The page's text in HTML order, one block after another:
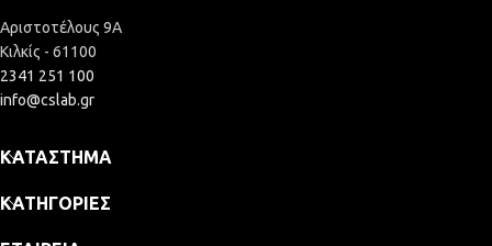
Αριστοτέλους 9Α
Κιλκίς - 61100
2341 251 100
info@cslab.gr
ΚΑΤΆΣΤΗΜΑ
ΚΑΤΗΓΟΡΊΕΣ